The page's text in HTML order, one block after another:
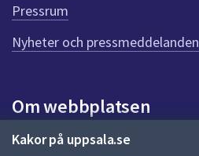
Kakor på uppsala.se
e
n
n
i
d
a
Pressrum
Nyheter och pressmeddelanden
Om webbplatsen
Om webbplatsen